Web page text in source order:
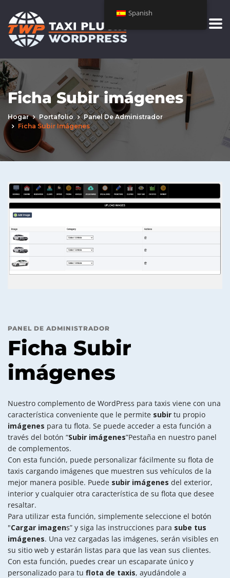
Ficha Subir imágenes
Hogar Portafolio
Panel De Administrador
Ficha Subir Imágenes
PANEL DE ADMINISTRADOR
Ficha Subir
imágenes
Nuestro complemento de WordPress para taxis viene con una
característica conveniente que le permite subir tu propio
imágenes para tu flota. Se puede acceder a esta función a
través del botón “Subir imágenes”Pestaña en nuestro panel
de complementos.
Con esta función, puede personalizar fácilmente su flota de
taxis cargando imágenes que muestren sus vehículos de la
mejor manera posible. Puede subir imágenes del exterior,
interior y cualquier otra característica de su flota que desee
resaltar.
Para utilizar esta función, simplemente seleccione el botón
"Cargar imagens” y siga las instrucciones para sube tus
imágenes. Una vez cargadas las imágenes, serán visibles en
su sitio web y estarán listas para que las vean sus clientes.
Con esta función, puedes crear un escaparate único y
personalizado para tu flota de taxis, ayudándole a
Spanish